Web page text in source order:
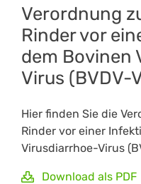
Verordnung
Rinder vor
dem Bovinen
Virus (BVDV-
Hier finden Sie die
Rinder vor einer
Virusdiarrhoe-Virus
Download als PDF